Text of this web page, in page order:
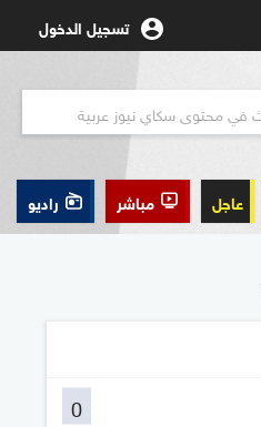
تسجيل الدخول
عاجل مباشر راديو
0